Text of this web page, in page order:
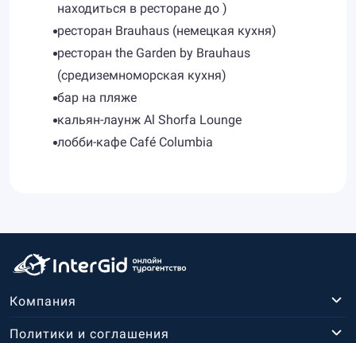
находиться в ресторане до )
ресторан Brauhaus (немецкая кухня)
ресторан the Garden by Brauhaus
(средиземноморская кухня)
бар на пляже
кальян-лаунж Al Shorfa Lounge
лобби-кафе Café Columbia
Компания
Политики и соглашения